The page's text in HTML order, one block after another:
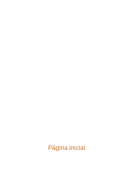
Página inicial